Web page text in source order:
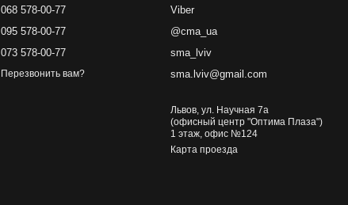
068 578-00-77
095 578-00-77
073 578-00-77
Перезвонить вам?
Viber
@cma_ua
sma_lviv
sma.lviv@gmail.com
Львов, ул. Научная 7а
(офисный центр "Оптима Плаза")
1 этаж, офис №124
Карта проезда